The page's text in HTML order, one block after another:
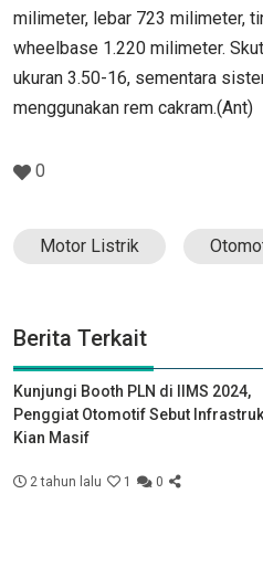
milimeter, lebar 723 milimeter,
wheelbase 1.220 milimeter.
ukuran 3.50-16, sementara
menggunakan rem cakram.(Ant)
0
Motor Listrik
Berita Terkait
Kunjungi Booth PLN di IIMS 2024,
Penggiat Otomotif Sebut
Kian Masif
2 tahun lalu 1 0